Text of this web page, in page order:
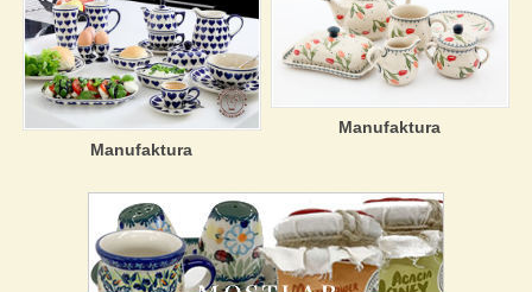
Manufaktura
Manufaktura